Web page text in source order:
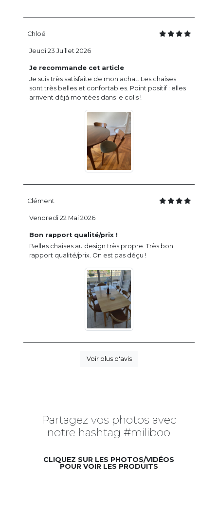
Chloé
Je recommande cet article
Je suis très satisfaite de mon achat. Les chaises
sont très belles et confortables. Point positif : elles
arrivent déjà montées dans le colis !
Jeudi 23 Juillet 2026
Clément
Bon rapport qualité/prix !
Belles chaises au design très propre. Très bon
rapport qualité/prix. On est pas déçu !
Vendredi 22 Mai 2026
Voir plus d'avis
Partagez vos photos avec
notre hashtag #miliboo
CLIQUEZ SUR LES PHOTOS/VIDÉOS
POUR VOIR LES PRODUITS